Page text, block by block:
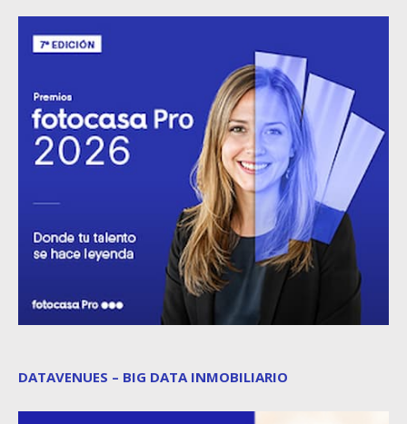
DATAVENUES – BIG DATA INMOBILIARIO